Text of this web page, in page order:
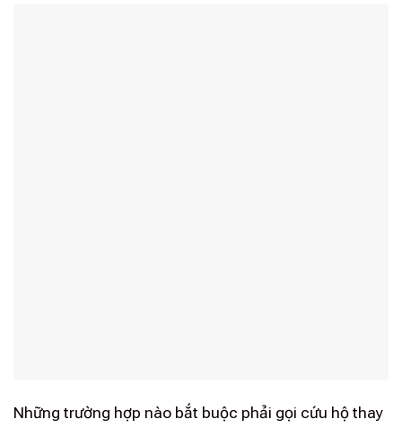
Những trường hợp nào bắt buộc phải gọi cứu hộ thay